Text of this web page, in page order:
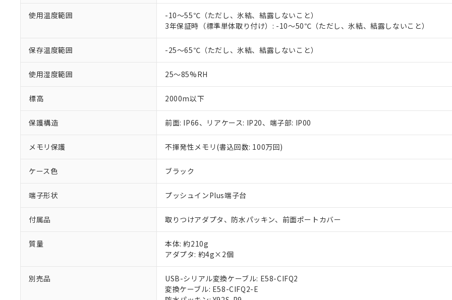
使用温度範囲
-10～55℃（ただし、氷結、結露しないこと）
3年保証時（標準単体取り付け）: -10～50℃（ただし、氷結、結露しないこと）
保存温度範囲 -25～65℃（ただし、氷結、結露しないこと）
使用湿度範囲 25～85%RH
標高 2000m以下
保護構造 前面: IP66、リアケース: IP20、端子部: IP00
メモリ保護 不揮発性メモリ(書込回数: 100万回)
ケース色 ブラック
端子形状 プッシュインPlus端子台
付属品 取りつけアダプタ、防水パッキン、前面ポートカバー
質量
本体: 約210g
アダプタ: 約4g×2個
別売品
USB-シリアル変換ケーブル: E58-CIFQ2
変換ケーブル: E58-CIFQ2-E